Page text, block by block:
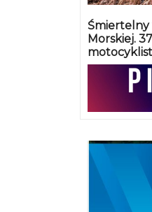
Śmiertelny
Morskiej.